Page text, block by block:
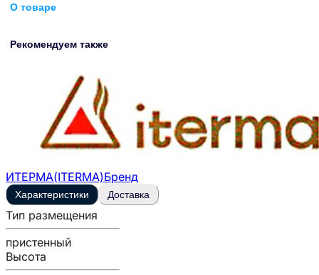
О товаре
Рекомендуем также
ИТЕРМА(ITERMA)Бренд
Характеристики Доставка
Тип размещения
пристенный
Высота